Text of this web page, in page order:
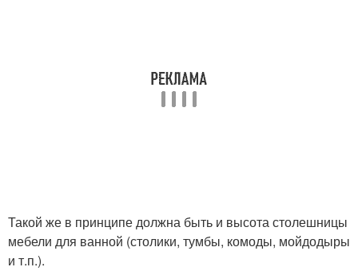
Такой же в принципе должна быть и высота столешницы
мебели для ванной (столики, тумбы, комоды, мойдодыры
и т.п.).